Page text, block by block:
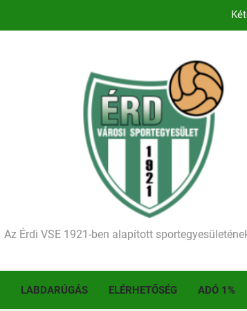
Történelmet írt az I. Érdi Football
Ellenfelünk visszalépése miatt
Kezdődik a
Történelmet írt az I. Érdi Football
Az Érdi VSE 1921-ben alapított
LABDARÚGÁS ELÉRHETŐSÉG ADÓ 1%